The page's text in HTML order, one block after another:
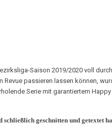
Saison 2019/2020 voll
passieren lassen können,
Serie mit garantiertem
geschnitten und getextet